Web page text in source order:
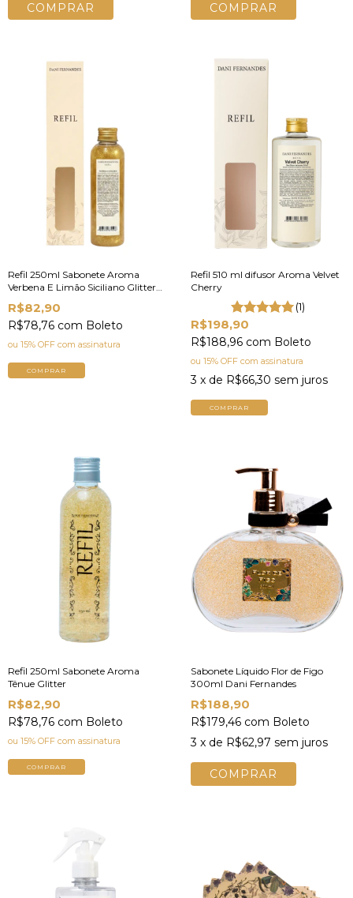
Refil 250ml Sabonete Aroma
Verbena E Limão Siciliano Glitter |
Dani Fernandes
R$82,90
R$78,76 com Boleto
ou 15% OFF com assinatura
COMPRAR
Refil 510 ml difusor Aroma Velvet
Cherry
(1)
R$198,90
R$188,96 com Boleto
ou 15% OFF com assinatura
3 x de R$66,30 sem juros
COMPRAR
Refil 250ml Sabonete Aroma
Tênue Glitter
R$82,90
R$78,76 com Boleto
ou 15% OFF com assinatura
COMPRAR
Sabonete Líquido Flor de Figo
300ml Dani Fernandes
R$188,90
R$179,46 com Boleto
3 x de R$62,97 sem juros